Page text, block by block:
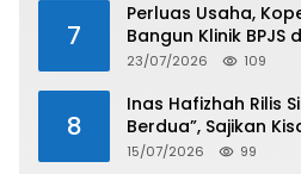
7
Perluas Usaha,
Bangun Klinik BPJS
23/07/2026 109
8
Inas Hafizhah Rilis
Berdua”, Sajikan
dan Easy Listening
15/07/2026 99